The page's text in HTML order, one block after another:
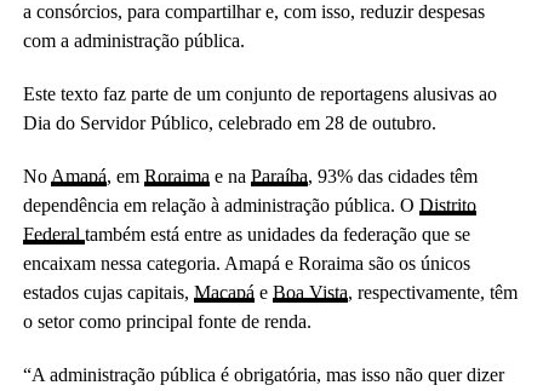
a consórcios, para compartilhar e, com isso, reduzir despesas
com a administração pública.
Este texto faz parte de um conjunto de reportagens alusivas ao
Dia do Servidor Público, celebrado em 28 de outubro.
No Amapá, em Roraima e na Paraíba, 93% das cidades têm
dependência em relação à administração pública. O Distrito
Federal também está entre as unidades da federação que se
encaixam nessa categoria. Amapá e Roraima são os únicos
estados cujas capitais, Macapá e Boa Vista, respectivamente, têm
o setor como principal fonte de renda.
“A administração pública é obrigatória, mas isso não quer dizer